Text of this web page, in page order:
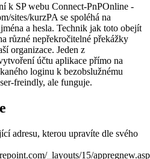
k SP webu Connect-PnPOnline -
sites/kurzPA se spoléhá na
a hesla. Technik jak toto obejít
různé nepřekročitelné překážky
organizace. Jeden z
účtu aplikace přímo na
loginu k bezobslužnému
freindly, ale funguje.
adresu, kterou upravíte dle svého
_layouts/15/